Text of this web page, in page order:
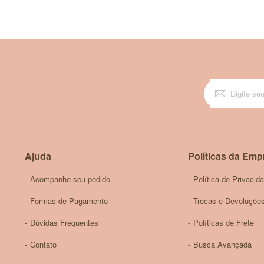
Ajuda
Acompanhe seu pedido
Formas de Pagamento
Dúvidas Frequentes
Contato
Políticas da
Política de
Trocas e Devoluções
Políticas de Frete
Busca Avançada